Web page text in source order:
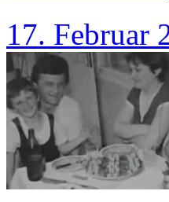
17. Februar